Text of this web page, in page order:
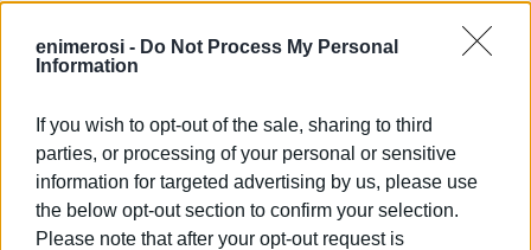
enimerosi - Do Not Process My Personal
Information
If you wish to opt-out of the sale, sharing to third
parties, or processing of your personal or sensitive
information for targeted advertising by us, please use
the below opt-out section to confirm your selection.
Please note that after your opt-out request is
Μετά το πέρας της εκδήλωσης, ο Στέφανος Γκίκας
και τις φίλες, για την απίστευτα πολυπληθή και
συγκλονιστική παρουσία τους στην κοπή της
Βασιλόπιτας του Πολιτικού μου Γραφείου. Η θερμή
τους ανταπόκριση, με γεμίζει αισιοδοξία αλλά και
ευθύνη».